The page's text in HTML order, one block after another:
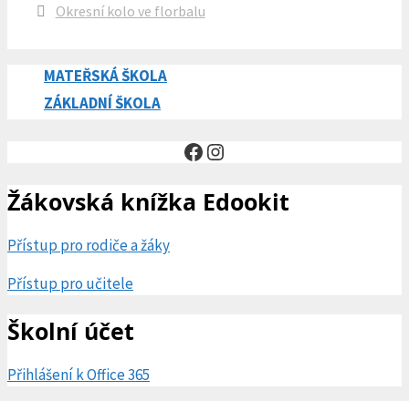
Okresní kolo ve florbalu
MATEŘSKÁ ŠKOLA
ZÁKLADNÍ ŠKOLA
Facebook
Instagram
Žákovská knížka Edookit
Přístup pro rodiče a žáky
Přístup pro učitele
Školní účet
Přihlášení k Office 365